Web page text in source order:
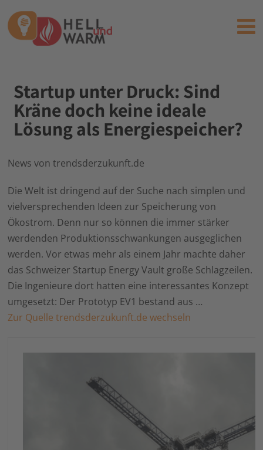
Startup unter Druck: Sind
Kräne doch keine ideale
Lösung als Energiespeicher?
News von trendsderzukunft.de
Die Welt ist dringend auf der Suche nach simplen und
vielversprechenden Ideen zur Speicherung von
Ökostrom. Denn nur so können die immer stärker
werdenden Produktionsschwankungen ausgeglichen
werden. Vor etwas mehr als einem Jahr machte daher
das Schweizer Startup Energy Vault große Schlagzeilen.
Die Ingenieure dort hatten eine interessantes Konzept
umgesetzt: Der Prototyp EV1 bestand aus …
Zur Quelle trendsderzukunft.de wechseln